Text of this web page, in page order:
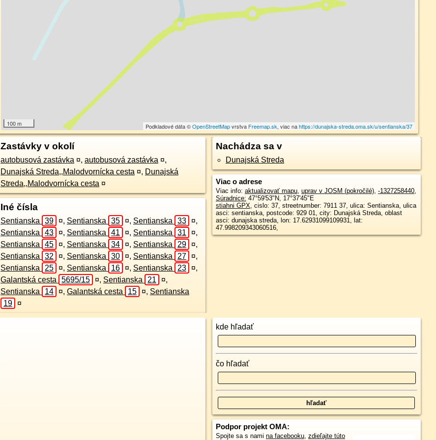
100 m Podkladové dáta ©OpenStreetMapvrstva Freemap.sk, viac nahttps://dunajska-streda.oma.sk/u/sentianska/37
Zastávky v okolí
autobusová zastávka ¤, autobusová zastávka ¤,
Dunajská Streda,,Malodvornícka cesta ¤, Dunajská
Streda,,Malodvornícka cesta ¤
Iné čísla
Sentianska 39 ¤, Sentianska 35 ¤, Sentianska 33 ¤,
Sentianska
43 ¤, Sentianska 41 ¤, Sentianska 31 ¤,
Sentianska
45 ¤, Sentianska 34 ¤, Sentianska 29 ¤,
Sentianska
32 ¤, Sentianska 30 ¤, Sentianska 27 ¤,
Sentianska
25 ¤, Sentianska 16 ¤, Sentianska 23 ¤,
Galantská cesta
5695/15 ¤, Sentianska 21 ¤,
Sentianska
14 ¤, Galantská cesta 15 ¤, Sentianska
19
¤
Nachádza sa v
Dunajská Streda
Viac o adrese
Viac info: aktualizovať mapu, uprav v JOSM (pokročilé), -1327258440,
Súradnice: 47°59'53"N, 17°37'45"E
stiahni GPX, cislo: 37, streetnumber: 7911 37, ulica: Sentianska, ulica
asci: sentianska, postcode: 929 01, city: Dunajská Streda, oblast
asci: dunajska streda, lon: 17.62931099109931, lat:
47.998209343060516,
kde hľadať
čo hľadať
Podpor projekt OMA:
Spojte sa s nami na facebooku, zdieľajte túto